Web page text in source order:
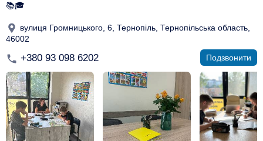
📚🎓
вулиця Громницького, 6, Тернопіль, Тернопільська область,
46002
+380 93 098 6202 Подзвонити